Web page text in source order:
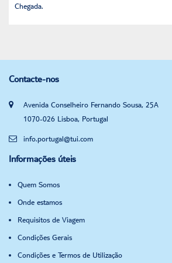
Chegada.
Contacte-nos
Avenida Conselheiro Fernando Sousa, 25A
1070-026 Lisboa, Portugal
info.portugal@tui.com
Informações úteis
Quem Somos
Onde estamos
Requisitos de Viagem
Condições Gerais
Condições e Termos de Utilização